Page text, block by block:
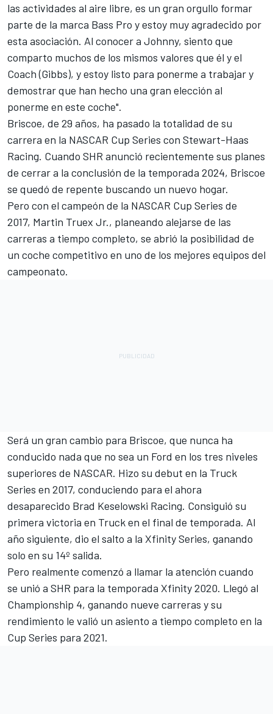
las actividades al aire libre, es un gran orgullo formar
parte de la marca Bass Pro y estoy muy agradecido por
esta asociación. Al conocer a Johnny, siento que
comparto muchos de los mismos valores que él y el
Coach (Gibbs), y estoy listo para ponerme a trabajar y
demostrar que han hecho una gran elección al
ponerme en este coche".
Briscoe, de 29 años, ha pasado la totalidad de su
carrera en la NASCAR Cup Series con Stewart-Haas
Racing. Cuando SHR anunció recientemente sus planes
de cerrar a la conclusión de la temporada 2024, Briscoe
se quedó de repente buscando un nuevo hogar.
Pero con el campeón de la NASCAR Cup Series de
2017, Martin Truex Jr., planeando alejarse de las
carreras a tiempo completo, se abrió la posibilidad de
un coche competitivo en uno de los mejores equipos del
campeonato.
Será un gran cambio para Briscoe, que nunca ha
conducido nada que no sea un Ford en los tres niveles
superiores de NASCAR. Hizo su debut en la Truck
Series en 2017, conduciendo para el ahora
desaparecido Brad Keselowski Racing. Consiguió su
primera victoria en Truck en el final de temporada. Al
año siguiente, dio el salto a la Xfinity Series, ganando
solo en su 14º salida.
Pero realmente comenzó a llamar la atención cuando
se unió a SHR para la temporada Xfinity 2020. Llegó al
Championship 4, ganando nueve carreras y su
rendimiento le valió un asiento a tiempo completo en la
Cup Series para 2021.